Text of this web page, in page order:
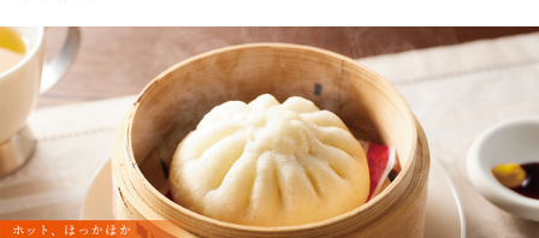
商品のご案内トップ
今週の新商品
来週の新商品
セール・キャンペーン
サービス
サービストップ
企業情報